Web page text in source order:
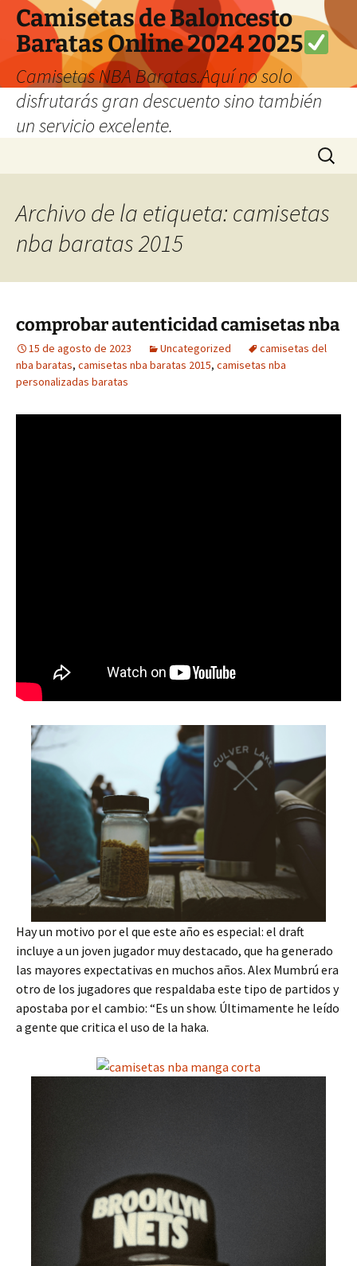
Camisetas de Baloncesto
Baratas Online 2024 2025
Camisetas NBA Baratas.Aquí no solo
disfrutarás gran descuento sino también
un servicio excelente.
Buscar:
Archivo de la etiqueta: camisetas
nba baratas 2015
comprobar autenticidad camisetas nba
15 de agosto de 2023 Uncategorized
camisetas del
nba baratas, camisetas nba baratas 2015, camisetas nba
personalizadas baratas
Hay un motivo por el que este año es especial: el draft
incluye a un joven jugador muy destacado, que ha generado
las mayores expectativas en muchos años. Alex Mumbrú era
otro de los jugadores que respaldaba este tipo de partidos y
apostaba por el cambio: “Es un show. Últimamente he leído
a gente que critica el uso de la haka.